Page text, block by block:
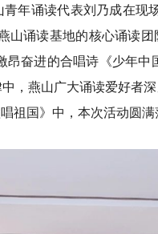
年诵读代表刘乃成在现
山诵读基地的核心诵读
奋进的合唱诗《少年
，燕山广大诵读爱好者
祖国》中，本次活动圆满